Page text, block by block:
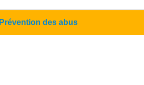
Prévention des abus